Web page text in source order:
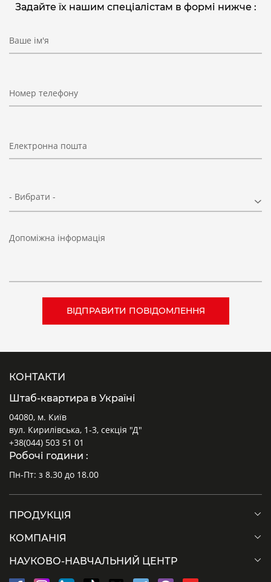
Задайте їх нашим спеціалістам в формі нижче :
Ваше ім'я
Номер телефону
Електронна пошта
- Вибрати -
Допоміжна інформація
КОНТАКТИ
Штаб-квартира в Україні
04080, м. Київ
вул. Кирилівська, 1-3, секція "Д"
+38(044) 503 51 01
Робочі години :
Пн-Пт: з 8.30 до 18.00
ПРОДУКЦІЯ
КОМПАНІЯ
НАУКОВО-НАВЧАЛЬНИЙ ЦЕНТР